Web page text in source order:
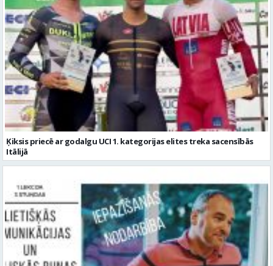
Ķiksis priecē ar godalgu UCI 1. kategorijas elites treka sacensībās
Itālijā